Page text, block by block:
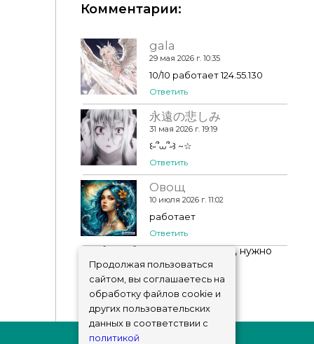
atinoski - Boho floor 8
Комментарии:
gala
29 мая 2026 г. 10:35
10/10 работает 124.55.130
Ответить
永遠の悲しみ
31 мая 2026 г. 19:19
‎꒰˶՞⩊՞˶꒱ ~☆
Ответить
Овощ
10 июля 2026 г. 11:02
работает
Ответить
Чтобы добавить комментарий, нужно
авторизоваться!
Продолжая пользоваться
сайтом, вы соглашаетесь на
обработку файлов cookie и
других пользовательских
данных в соответствии с
политикой